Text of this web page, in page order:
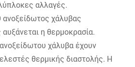
αλλαγές.
ανοξείδωτος χάλυβας
η θερμοκρασία.
χάλυβα έχουν
θερμικής διαστολής. Η